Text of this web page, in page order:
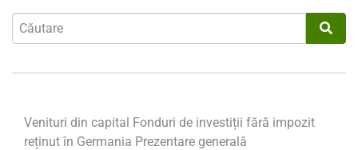
Venituri din capital Fonduri de investiții fără impozit
reținut în Germania Prezentare generală